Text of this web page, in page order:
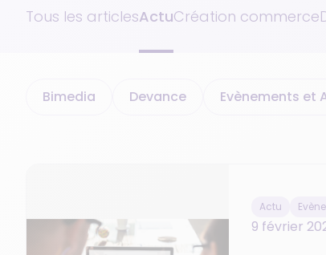
Tous les articlesActuCréation commerce
Bimedia Devance Evènements et
Actu
9 février